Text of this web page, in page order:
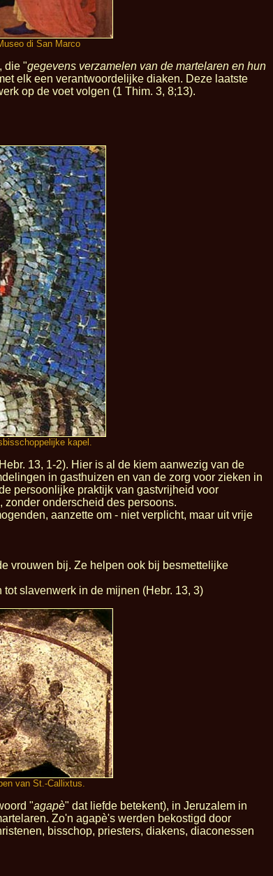
di San Marco
, die "gegevens verzamelen van de martelaren en hun
elk een verantwoordelijke diaken. Deze laatste
op de voet volgen (1 Thim. 3, 8;13).
kapel.
13, 1-2). Hier is al de kiem aanwezig van de
in gasthuizen en van de zorg voor zieken in
persoonlijke praktijk van gastvrijheid voor
onderscheid des persoons.
aanzette om - niet verplicht, maar uit vrije
vrouwen bij. Ze helpen ook bij besmettelijke
slavenwerk in de mijnen (Hebr. 13, 3)
van St.-Callixtus.
"agapè" dat liefde betekent), in Jeruzalem in
Zo'n agapè's werden bekostigd door
bisschop, priesters, diakens, diaconessen